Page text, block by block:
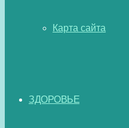
Карта сайта
ЗДОРОВЬЕ